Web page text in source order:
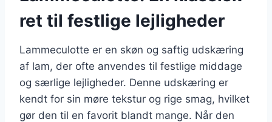
ret til festlige lejligheder
Lammeculotte er en skøn og saftig udskæring
af lam, der ofte anvendes til festlige middage
og særlige lejligheder. Denne udskæring er
kendt for sin møre tekstur og rige smag, hvilket
gør den til en favorit blandt mange. Når den